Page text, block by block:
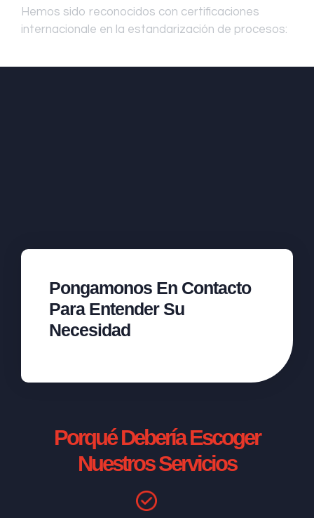
Hemos sido reconocidos con certificaciones
internacionale en la estandarización de procesos:
Pongamonos En Contacto
Para Entender Su
Necesidad
Porqué Debería Escoger
Nuestros Servicios